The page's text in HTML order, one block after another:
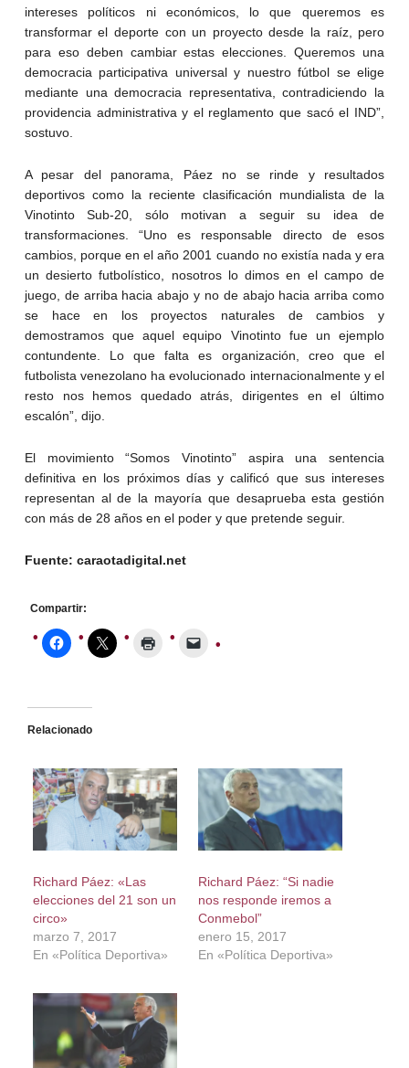
intereses políticos ni económicos, lo que queremos es
transformar el deporte con un proyecto desde la raíz, pero
para eso deben cambiar estas elecciones. Queremos una
democracia participativa universal y nuestro fútbol se elige
mediante una democracia representativa, contradiciendo la
providencia administrativa y el reglamento que sacó el IND”,
sostuvo.
A pesar del panorama, Páez no se rinde y resultados
deportivos como la reciente clasificación mundialista de la
Vinotinto Sub-20, sólo motivan a seguir su idea de
transformaciones. “Uno es responsable directo de esos
cambios, porque en el año 2001 cuando no existía nada y era
un desierto futbolístico, nosotros lo dimos en el campo de
juego, de arriba hacia abajo y no de abajo hacia arriba como
se hace en los proyectos naturales de cambios y
demostramos que aquel equipo Vinotinto fue un ejemplo
contundente. Lo que falta es organización, creo que el
futbolista venezolano ha evolucionado internacionalmente y el
resto nos hemos quedado atrás, dirigentes en el último
escalón”, dijo.
El movimiento “Somos Vinotinto” aspira una sentencia
definitiva en los próximos días y calificó que sus intereses
representan al de la mayoría que desaprueba esta gestión
con más de 28 años en el poder y que pretende seguir.
Fuente: caraotadigital.net
Compartir:
Relacionado
Richard Páez: «Las
elecciones del 21 son un
circo»
marzo 7, 2017
En «Política Deportiva»
Richard Páez: “Si nadie
nos responde iremos a
Conmebol”
enero 15, 2017
En «Política Deportiva»